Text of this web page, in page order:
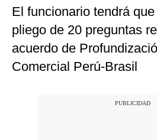
El funcionario tendrá
pliego de 20 preguntas
acuerdo de
Comercial Perú-Brasil